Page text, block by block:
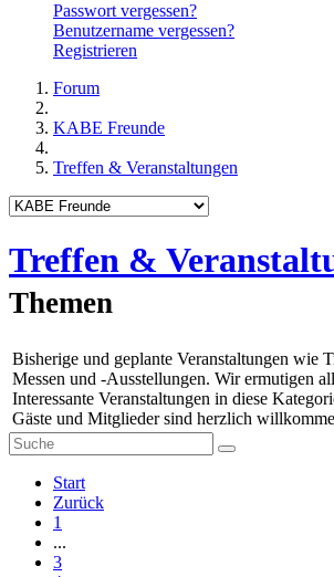
Passwort vergessen?
Benutzername vergessen?
Registrieren
Forum
KABE Freunde
Treffen & Veranstaltungen
Treffen &
Themen
Bisherige und geplante Veranstaltungen wie
Messen und -Ausstellungen. Wir ermutigen
Interessante Veranstaltungen in diese
Gäste und Mitglieder sind herzlich
Start
Zurück
1
...
3